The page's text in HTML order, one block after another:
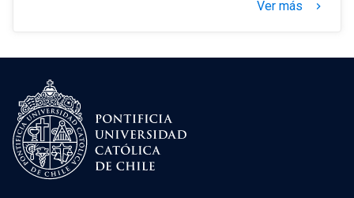
Ver más keyboard_arrow_right